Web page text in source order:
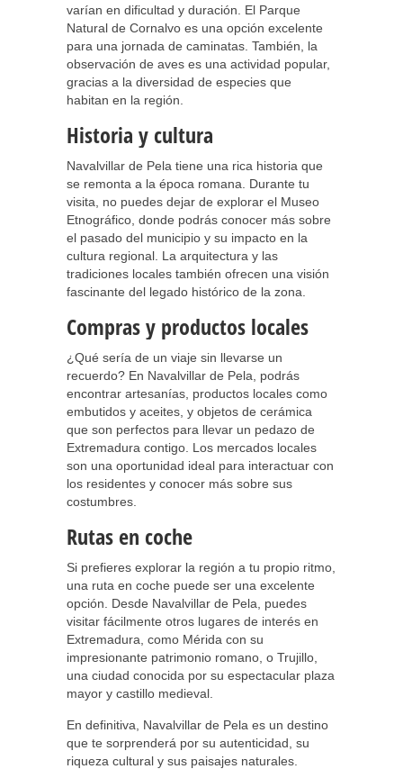
varían en dificultad y duración. El Parque
Natural de Cornalvo es una opción excelente
para una jornada de caminatas. También, la
observación de aves es una actividad popular,
gracias a la diversidad de especies que
habitan en la región.
Historia y cultura
Navalvillar de Pela tiene una rica historia que
se remonta a la época romana. Durante tu
visita, no puedes dejar de explorar el Museo
Etnográfico, donde podrás conocer más sobre
el pasado del municipio y su impacto en la
cultura regional. La arquitectura y las
tradiciones locales también ofrecen una visión
fascinante del legado histórico de la zona.
Compras y productos locales
¿Qué sería de un viaje sin llevarse un
recuerdo? En Navalvillar de Pela, podrás
encontrar artesanías, productos locales como
embutidos y aceites, y objetos de cerámica
que son perfectos para llevar un pedazo de
Extremadura contigo. Los mercados locales
son una oportunidad ideal para interactuar con
los residentes y conocer más sobre sus
costumbres.
Rutas en coche
Si prefieres explorar la región a tu propio ritmo,
una ruta en coche puede ser una excelente
opción. Desde Navalvillar de Pela, puedes
visitar fácilmente otros lugares de interés en
Extremadura, como Mérida con su
impresionante patrimonio romano, o Trujillo,
una ciudad conocida por su espectacular plaza
mayor y castillo medieval.
En definitiva, Navalvillar de Pela es un destino
que te sorprenderá por su autenticidad, su
riqueza cultural y sus paisajes naturales.